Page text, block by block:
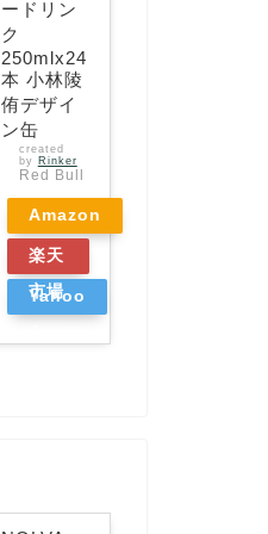
ードリン
ク
250mlx24
本 小林陵
侑デザイ
ン缶
created
by Rinker
Red Bull
Amazon
楽天
市場
Yahoo